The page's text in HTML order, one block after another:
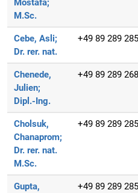
Mostafa;
M.Sc.
Cebe, Asli;
Dr. rer. nat.
+49 89 289
Chenede,
Julien;
Dipl.-Ing.
+49 89 289
Cholsuk,
Chanaprom;
Dr. rer. nat.
M.Sc.
+49 89 289
Gupta,
+49 89 289